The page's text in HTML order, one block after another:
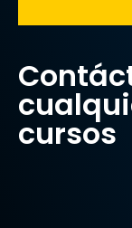
cursos